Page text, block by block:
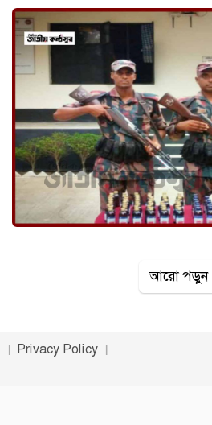
আরো পড়ুন
Privacy Policy